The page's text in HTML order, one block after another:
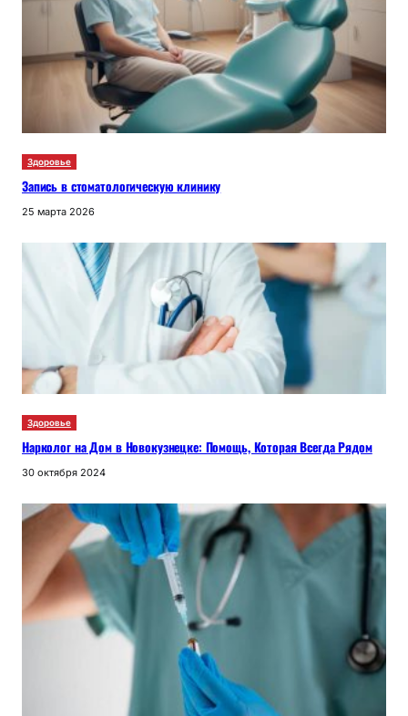
Здоровье
Запись в стоматологическую клинику
25 марта 2026
Здоровье
Нарколог на Дом в Новокузнецке: Помощь, Которая Всегда Рядом
30 октября 2024